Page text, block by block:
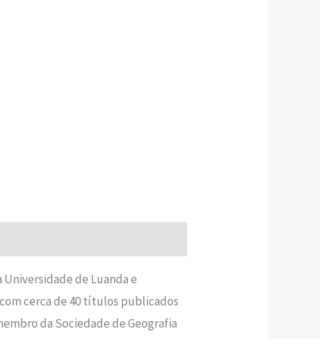
de Luanda e
cerca de 40 títulos publicados
da Sociedade de Geografia